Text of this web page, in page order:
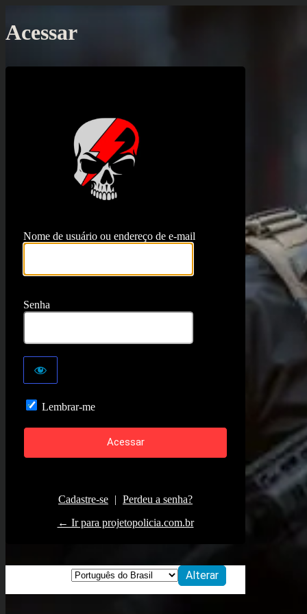
Acessar
Nome de usuário ou endereço de e-mail
Senha
Lembrar-me
Cadastre-se | Perdeu a senha?
← Ir para projetopolicia.com.br